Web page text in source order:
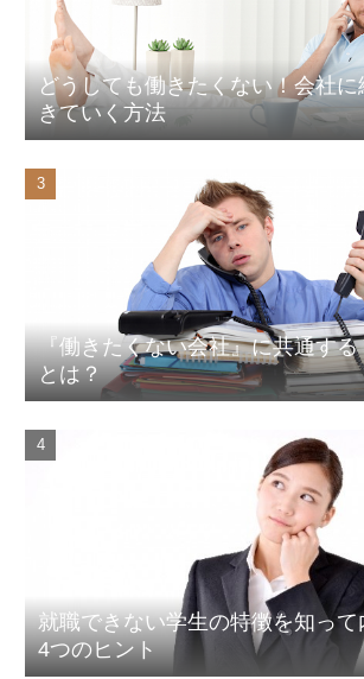
どうしても働きたくない！会社
きていく方法
『働きたくない会社』に共通す
とは？
就職できない学生の特徴を知っ
4つのヒント